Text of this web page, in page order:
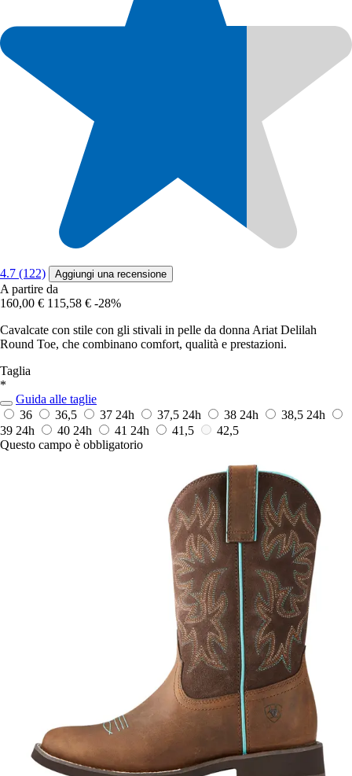
4.7 (122) Aggiungi una recensione
A partire da
160,00 € 115,58 € -28%
Cavalcate con stile con gli stivali in pelle da donna Ariat Delilah
Round Toe, che combinano comfort, qualità e prestazioni.
Taglia
*
Guida alle taglie
36
36,5 37 24h 37,5 24h 38 24h 38,5 24h
39 24h 40 24h 41 24h 41,5
42,5
Questo campo è obbligatorio